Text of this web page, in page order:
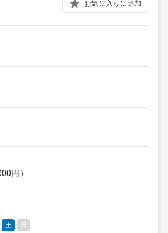
お気に入りに追加
円）
土 日